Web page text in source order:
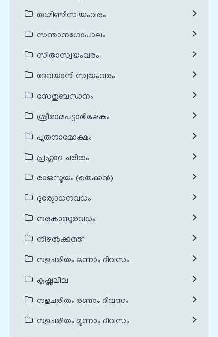
രുഗ്മിണീസ്വയംവരം
സന്താനഗോപാലം
സീതാസ്വയംവരം
ദേവയാനി സ്വയംവരം
സേതുബന്ധനം
ശ്രീരാമപട്ടാഭിഷേകം
പൂതനാമോക്ഷം
പ്രഹ്ലാദ ചരിതം
രാജസൂയം (തെക്കൻ)
ദുര്യോധനവധം
നരകാസുരവധം
നിഴൽക്കുത്ത്
നളചരിതം ഒന്നാം ദിവസം
കൃഷ്ണലീല
നളചരിതം രണ്ടാം ദിവസം
നളചരിതം മൂന്നാം ദിവസം